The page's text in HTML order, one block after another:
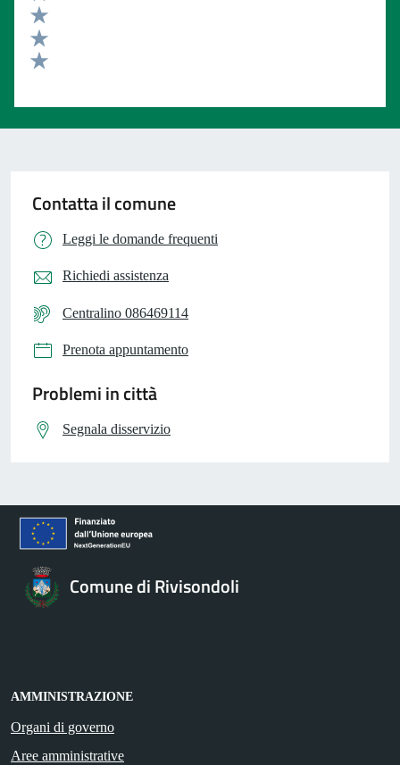
Valuta 4 stelle su 5
Valuta 3 stelle su 5
Valuta 2 stelle su 5
Contatta il comune
Leggi le domande frequenti
Richiedi assistenza
Centralino 086469114
Prenota appuntamento
Problemi in città
Segnala disservizio
Comune di Rivisondoli
AMMINISTRAZIONE
Organi di governo
Aree amministrative